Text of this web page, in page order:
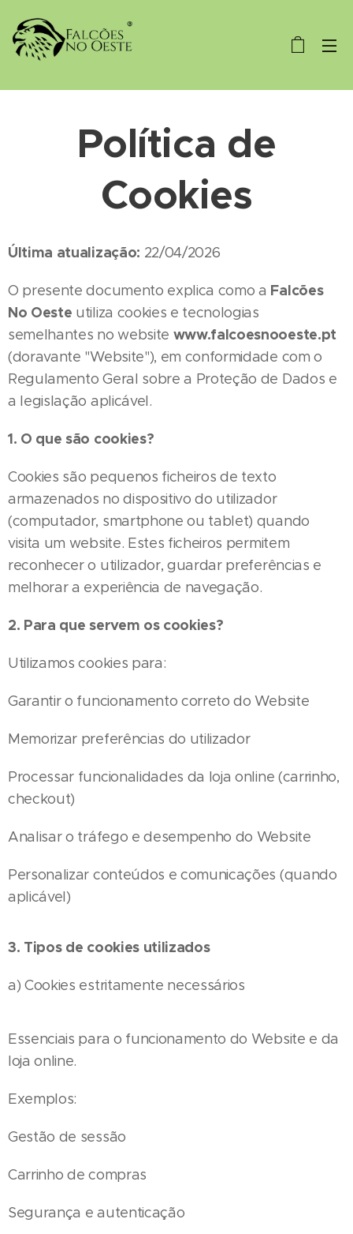
Política de
Cookies
Última atualização: 22/04/2026
O presente documento explica como a Falcões
No Oeste utiliza cookies e tecnologias
semelhantes no website www.falcoesnooeste.pt
(doravante "Website"), em conformidade com o
Regulamento Geral sobre a Proteção de Dados e
a legislação aplicável.
1. O que são cookies?
Cookies são pequenos ficheiros de texto
armazenados no dispositivo do utilizador
(computador, smartphone ou tablet) quando
visita um website. Estes ficheiros permitem
reconhecer o utilizador, guardar preferências e
melhorar a experiência de navegação.
2. Para que servem os cookies?
Utilizamos cookies para:
Garantir o funcionamento correto do Website
Memorizar preferências do utilizador
Processar funcionalidades da loja online (carrinho,
checkout)
Analisar o tráfego e desempenho do Website
Personalizar conteúdos e comunicações (quando
aplicável)
3. Tipos de cookies utilizados
a) Cookies estritamente necessários
Essenciais para o funcionamento do Website e da
loja online.
Exemplos:
Gestão de sessão
Carrinho de compras
Segurança e autenticação